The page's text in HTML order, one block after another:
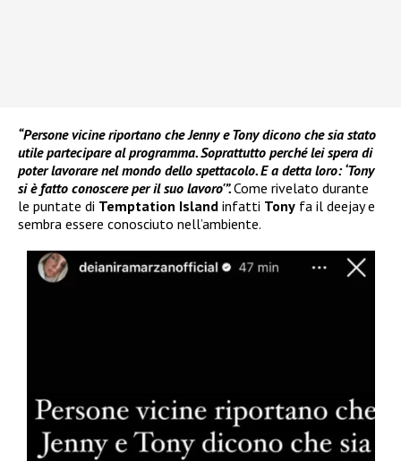
“Persone vicine riportano che Jenny e Tony dicono che sia stato
utile partecipare al programma. Soprattutto perché lei spera di
poter lavorare nel mondo dello spettacolo. E a detta loro: ‘Tony
si è fatto conoscere per il suo lavoro'”.Come rivelato durante
le puntate di Temptation Island infatti Tony fa il deejay e
sembra essere conosciuto nell’ambiente.